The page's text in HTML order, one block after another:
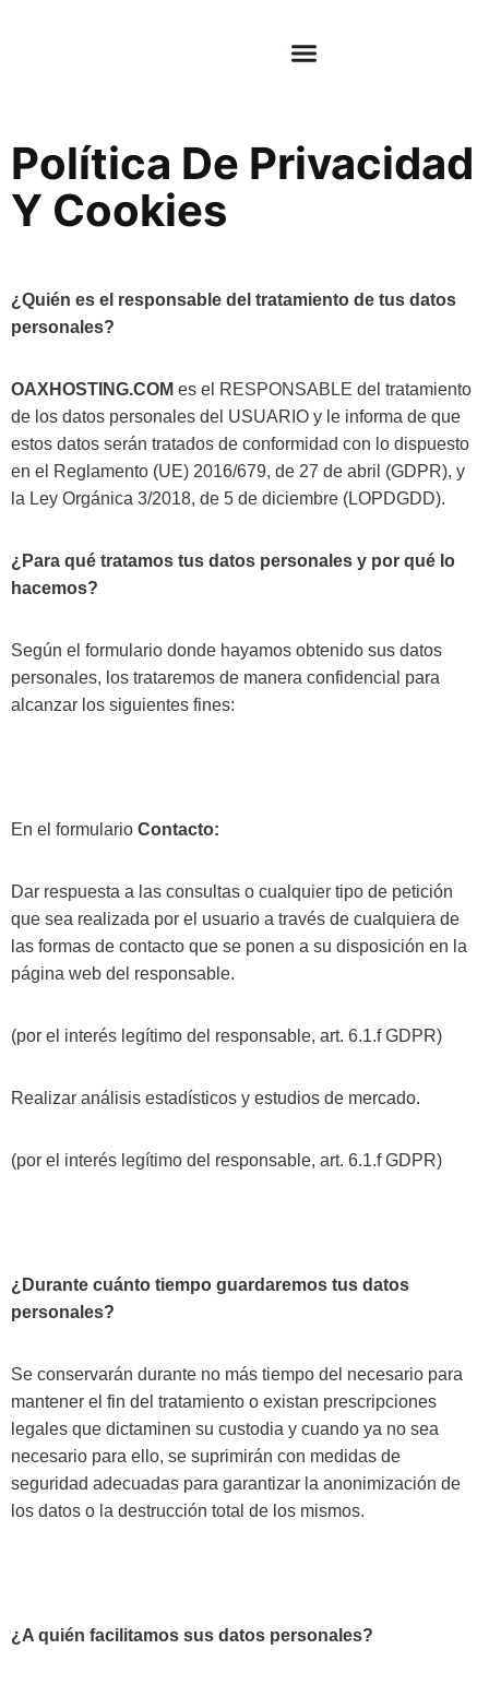
Política De Privacidad
Y Cookies
¿Quién es el responsable del tratamiento de tus datos
personales?
OAXHOSTING.COM es el RESPONSABLE del tratamiento
de los datos personales del USUARIO y le informa de que
estos datos serán tratados de conformidad con lo dispuesto
en el Reglamento (UE) 2016/679, de 27 de abril (GDPR), y
la Ley Orgánica 3/2018, de 5 de diciembre (LOPDGDD).
¿Para qué tratamos tus datos personales y por qué lo
hacemos?
Según el formulario donde hayamos obtenido sus datos
personales, los trataremos de manera confidencial para
alcanzar los siguientes fines:
En el formulario Contacto:
Dar respuesta a las consultas o cualquier tipo de petición
que sea realizada por el usuario a través de cualquiera de
las formas de contacto que se ponen a su disposición en la
página web del responsable.
(por el interés legítimo del responsable, art. 6.1.f GDPR)
Realizar análisis estadísticos y estudios de mercado.
(por el interés legítimo del responsable, art. 6.1.f GDPR)
¿Durante cuánto tiempo guardaremos tus datos
personales?
Se conservarán durante no más tiempo del necesario para
mantener el fin del tratamiento o existan prescripciones
legales que dictaminen su custodia y cuando ya no sea
necesario para ello, se suprimirán con medidas de
seguridad adecuadas para garantizar la anonimización de
los datos o la destrucción total de los mismos.
¿A quién facilitamos sus datos personales?